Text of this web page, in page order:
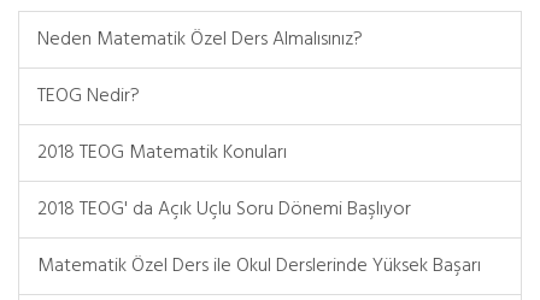
Neden Matematik Özel Ders Almalısınız?
TEOG Nedir?
2018 TEOG Matematik Konuları
2018 TEOG' da Açık Uçlu Soru Dönemi Başlıyor
Matematik Özel Ders ile Okul Derslerinde Yüksek Başarı